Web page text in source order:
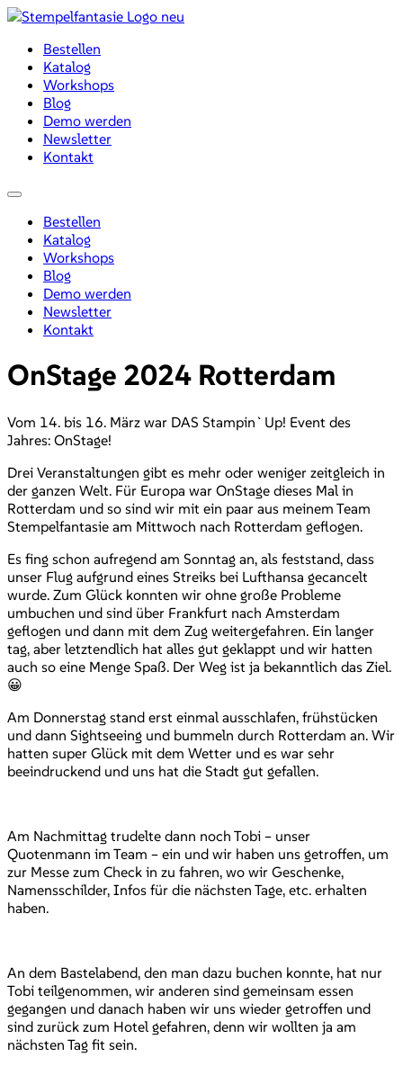
Zum
wechselnBestellen
Katalog
Workshops
Blog
Demo werden
Newsletter
Kontakt
Menü
Bestellen
Katalog
Workshops
Blog
Demo werden
Newsletter
Kontakt
OnStage 2024 Rotterdam
Vom 14. bis 16. März war DAS Stampin`Up! Event des
Jahres: OnStage!
Drei Veranstaltungen gibt es mehr oder weniger zeitgleich in
der ganzen Welt. Für Europa war OnStage dieses Mal in
Rotterdam und so sind wir mit ein paar aus meinem Team
Stempelfantasie am Mittwoch nach Rotterdam geflogen.
Es fing schon aufregend am Sonntag an, als feststand, dass
unser Flug aufgrund eines Streiks bei Lufthansa gecancelt
wurde. Zum Glück konnten wir ohne große Probleme
umbuchen und sind über Frankfurt nach Amsterdam
geflogen und dann mit dem Zug weitergefahren. Ein langer
tag, aber letztendlich hat alles gut geklappt und wir hatten
auch so eine Menge Spaß. Der Weg ist ja bekanntlich das Ziel.
😀
Am Donnerstag stand erst einmal ausschlafen, frühstücken
und dann Sightseeing und bummeln durch Rotterdam an. Wir
hatten super Glück mit dem Wetter und es war sehr
beeindruckend und uns hat die Stadt gut gefallen.
Am Nachmittag trudelte dann noch Tobi – unser
Quotenmann im Team – ein und wir haben uns getroffen, um
zur Messe zum Check in zu fahren, wo wir Geschenke,
Namensschilder, Infos für die nächsten Tage, etc. erhalten
haben.
An dem Bastelabend, den man dazu buchen konnte, hat nur
Tobi teilgenommen, wir anderen sind gemeinsam essen
gegangen und danach haben wir uns wieder getroffen und
sind zurück zum Hotel gefahren, denn wir wollten ja am
nächsten Tag fit sein.